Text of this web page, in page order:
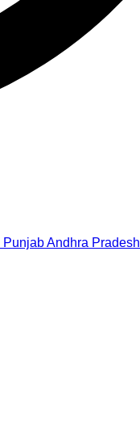
PunjabAndhra Pradesh